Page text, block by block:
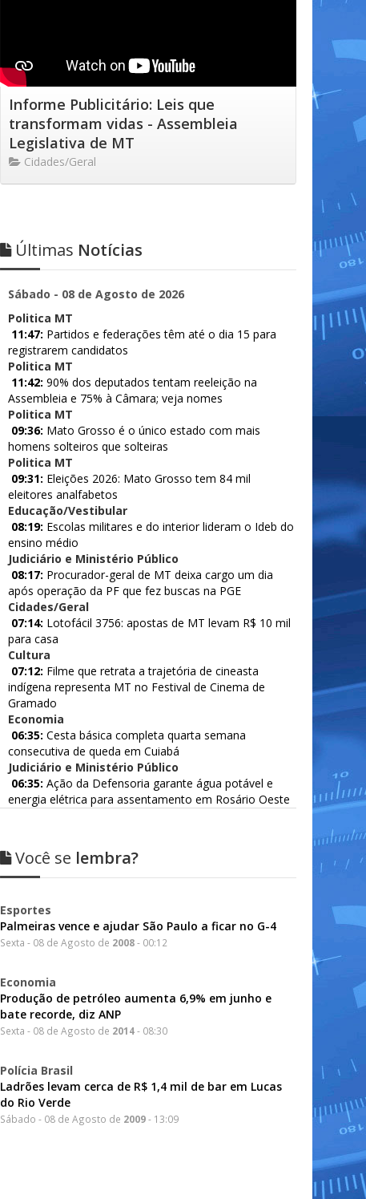
Informe Publicitário: Leis que
transformam vidas - Assembleia
Legislativa de MT
Cidades/Geral
Últimas Notícias
Sábado - 08 de Agosto de 2026
Politica MT
11:47: Partidos e federações têm até o dia 15 para
registrarem candidatos
Politica MT
11:42: 90% dos deputados tentam reeleição na
Assembleia e 75% à Câmara; veja nomes
Politica MT
09:36: Mato Grosso é o único estado com mais
homens solteiros que solteiras
Politica MT
09:31: Eleições 2026: Mato Grosso tem 84 mil
eleitores analfabetos
Educação/Vestibular
08:19: Escolas militares e do interior lideram o Ideb do
ensino médio
Judiciário e Ministério Público
08:17: Procurador-geral de MT deixa cargo um dia
após operação da PF que fez buscas na PGE
Cidades/Geral
07:14: Lotofácil 3756: apostas de MT levam R$ 10 mil
para casa
Cultura
07:12: Filme que retrata a trajetória de cineasta
indígena representa MT no Festival de Cinema de
Gramado
Economia
06:35: Cesta básica completa quarta semana
consecutiva de queda em Cuiabá
Judiciário e Ministério Público
06:35: Ação da Defensoria garante água potável e
energia elétrica para assentamento em Rosário Oeste
Você se lembra?
Esportes
Palmeiras vence e ajudar São Paulo a ficar no G-4
Sexta - 08 de Agosto de 2008- 00:12
Economia
Produção de petróleo aumenta 6,9% em junho e
bate recorde, diz ANP
Sexta - 08 de Agosto de 2014- 08:30
Polícia Brasil
Ladrões levam cerca de R$ 1,4 mil de bar em Lucas
do Rio Verde
Sábado - 08 de Agosto de 2009- 13:09